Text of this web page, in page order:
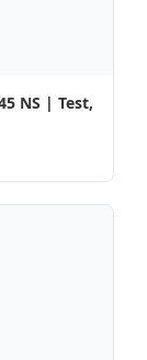
NS | Test,